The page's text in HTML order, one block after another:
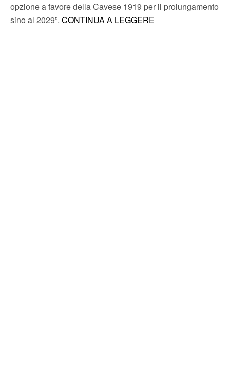
opzione a favore della Cavese 1919 per il prolungamento
sino al 2029”. CONTINUA A LEGGERE